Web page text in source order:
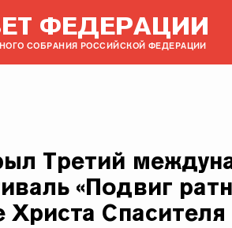
ФЕДЕРАЦИИ
СОБРАНИЯ РОССИЙСКОЙ ФЕДЕРАЦИИ
Третий
«Подвиг
Спасителя